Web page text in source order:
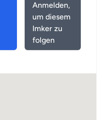
Anmelden,
um diesem
Imker zu
folgen